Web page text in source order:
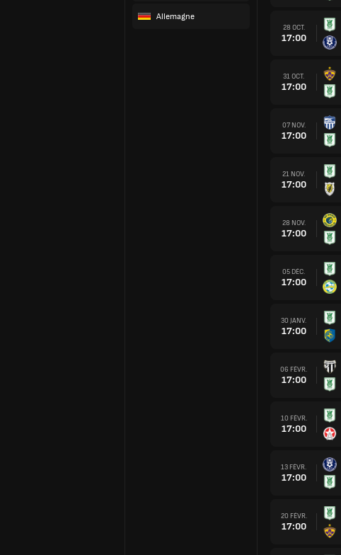
Allemagne
28 OCT.
17:00
31 OCT.
17:00
07 NOV.
17:00
21 NOV.
17:00
28 NOV.
17:00
05 DÉC.
17:00
30 JANV.
17:00
06 FÉVR.
17:00
10 FÉVR.
17:00
13 FÉVR.
17:00
20 FÉVR.
17:00